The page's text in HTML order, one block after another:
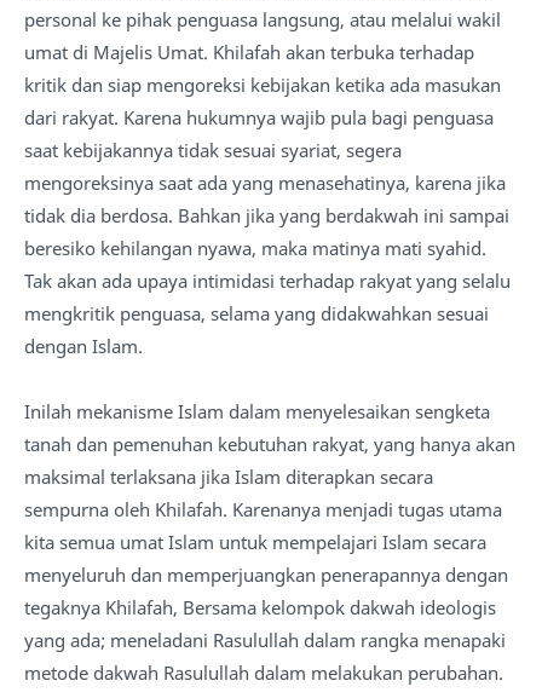
personal ke pihak penguasa langsung, atau melalui wakil
umat di Majelis Umat. Khilafah akan terbuka terhadap
kritik dan siap mengoreksi kebijakan ketika ada masukan
dari rakyat. Karena hukumnya wajib pula bagi penguasa
saat kebijakannya tidak sesuai syariat, segera
mengoreksinya saat ada yang menasehatinya, karena jika
tidak dia berdosa. Bahkan jika yang berdakwah ini sampai
beresiko kehilangan nyawa, maka matinya mati syahid.
Tak akan ada upaya intimidasi terhadap rakyat yang selalu
mengkritik penguasa, selama yang didakwahkan sesuai
dengan Islam.
Inilah mekanisme Islam dalam menyelesaikan sengketa
tanah dan pemenuhan kebutuhan rakyat, yang hanya akan
maksimal terlaksana jika Islam diterapkan secara
sempurna oleh Khilafah. Karenanya menjadi tugas utama
kita semua umat Islam untuk mempelajari Islam secara
menyeluruh dan memperjuangkan penerapannya dengan
tegaknya Khilafah, Bersama kelompok dakwah ideologis
yang ada; meneladani Rasulullah dalam rangka menapaki
metode dakwah Rasulullah dalam melakukan perubahan.